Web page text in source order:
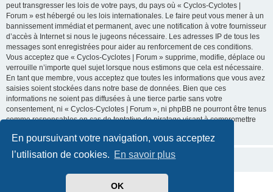
En poursuivant votre navigation, vous acceptez
l’utilisation de cookies. En savoir plus
OK
peut transgresser les lois de votre pays, du pays où « Cyclos-Cyclotes |
Forum » est hébergé ou les lois internationales. Le faire peut vous mener à un
bannissement immédiat et permanent, avec une notification à votre fournisseur
d’accès à Internet si nous le jugeons nécessaire. Les adresses IP de tous les
messages sont enregistrées pour aider au renforcement de ces conditions.
Vous acceptez que « Cyclos-Cyclotes | Forum » supprime, modifie, déplace ou
verrouille n’importe quel sujet lorsque nous estimons que cela est nécessaire.
En tant que membre, vous acceptez que toutes les informations que vous avez
saisies soient stockées dans notre base de données. Bien que ces
informations ne soient pas diffusées à une tierce partie sans votre
consentement, ni « Cyclos-Cyclotes | Forum », ni phpBB ne pourront être tenus
comme responsables en cas de tentative de piratage visant à compromettre
phpBB ® Forum Software © phpBB Limited